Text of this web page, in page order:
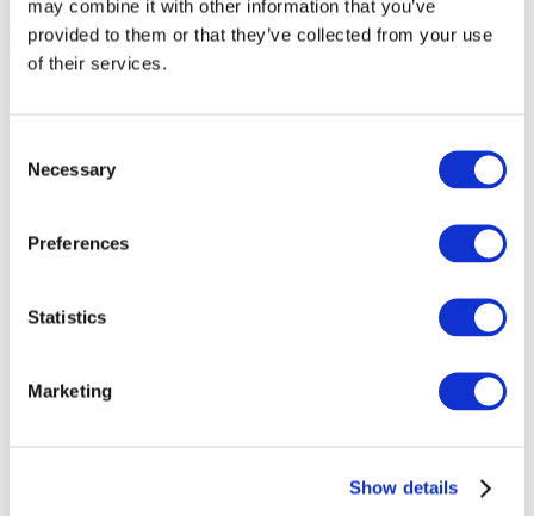
may combine it with other information that you’ve
provided to them or that they’ve collected from your use
of their services.
Selection
Necessary
Preferences
Statistics
Marketing
Show details